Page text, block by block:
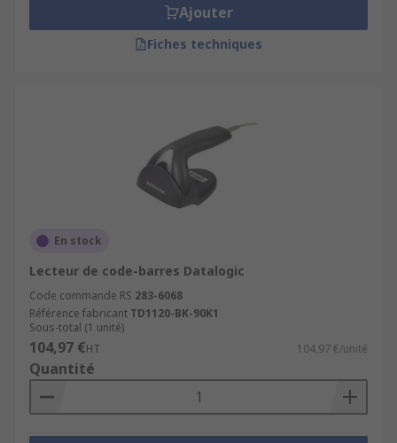
Ajouter
Fiches techniques
En stock
Lecteur de code-barres Datalogic
Code commande RS 283-6068
Référence fabricant TD1120-BK-90K1
Sous-total (1 unité)
104,97 €HT 104,97 €/unité
Quantité